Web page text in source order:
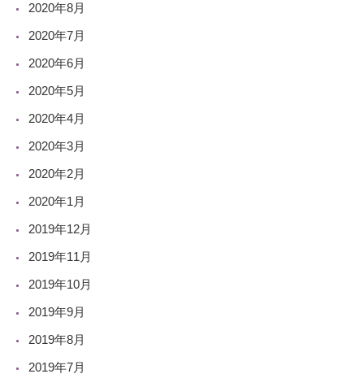
2020年8月
2020年7月
2020年6月
2020年5月
2020年4月
2020年3月
2020年2月
2020年1月
2019年12月
2019年11月
2019年10月
2019年9月
2019年8月
2019年7月